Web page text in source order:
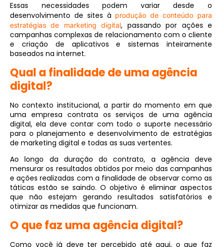
Essas necessidades podem variar desde o
desenvolvimento de sites à produção de conteúdo para
estratégias de marketing digital, passando por ações e
campanhas complexas de relacionamento com o cliente
e criação de aplicativos e sistemas inteiramente
baseados na internet.
Qual a finalidade de uma agência
digital?
No contexto institucional, a partir do momento em que
uma empresa contrata os serviços de uma agência
digital, ela deve contar com todo o suporte necessário
para o planejamento e desenvolvimento de estratégias
de marketing digital e todas as suas vertentes.
Ao longo da duração do contrato, a agência deve
mensurar os resultados obtidos por meio das campanhas
e ações realizadas com a finalidade de observar como as
táticas estão se saindo. O objetivo é eliminar aspectos
que não estejam gerando resultados satisfatórios e
otimizar as medidas que funcionam.
O que faz uma agência digital?
Como você já deve ter percebido até aqui, o que faz